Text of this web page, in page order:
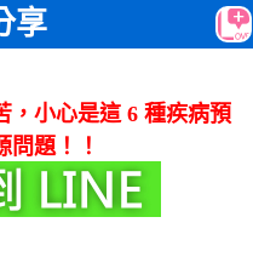
享
，小心是這 6 種疾病預
題！！